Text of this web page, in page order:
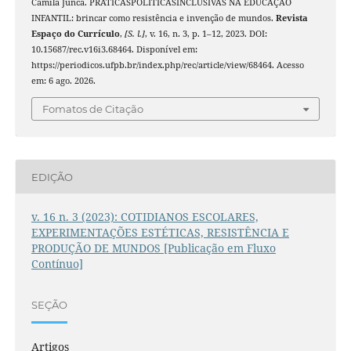
Camila Junca. PRÁTICASPOLÍTICASINCLUSIVAS NA EDUCAÇÃO
INFANTIL: brincar como resistência e invenção de mundos. Revista
Espaço do Currículo, [S. l.], v. 16, n. 3, p. 1–12, 2023. DOI:
10.15687/rec.v16i3.68464. Disponível em:
https://periodicos.ufpb.br/index.php/rec/article/view/68464. Acesso
em: 6 ago. 2026.
Fomatos de Citação
EDIÇÃO
v. 16 n. 3 (2023): COTIDIANOS ESCOLARES,
EXPERIMENTAÇÕES ESTÉTICAS, RESISTÊNCIA E
PRODUÇÃO DE MUNDOS [Publicação em Fluxo
Contínuo]
SEÇÃO
Artigos